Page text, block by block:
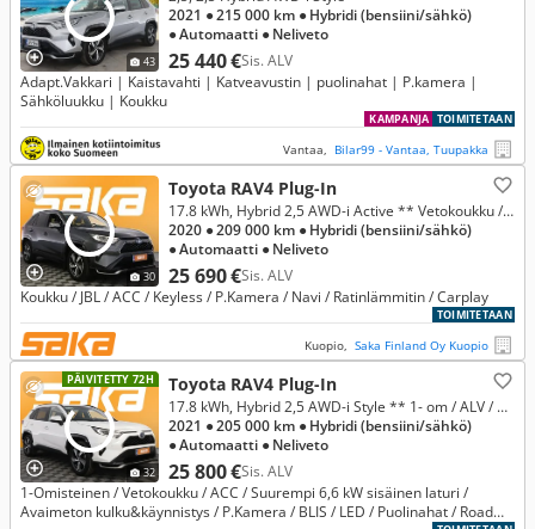
43 25 440 €Sis. ALV
2021 ● 215 000 km ● Hybridi (bensiini/sähkö)
● Automaatti ● Neliveto
Adapt.Vakkari | Kaistavahti | Katveavustin | puolinahat | P.kamera |
Sähköluukku | Koukku
TOIMITETAAN
KAMPANJA
Vantaa, Bilar99 - Vantaa, Tuupakka
30
Toyota RAV4 Plug-In
25 690 €Sis. ALV
17.8 kWh, Hybrid 2,5 AWD-i Active ** Vetokoukku / JBL / Keyless / P.Kamera / Navi / ACC / Ratinlämmitin **
2020 ● 209 000 km ● Hybridi (bensiini/sähkö)
● Automaatti ● Neliveto
Koukku / JBL / ACC / Keyless / P.Kamera / Navi / Ratinlämmitin / Carplay
TOIMITETAAN
Kuopio, Saka Finland Oy Kuopio
PÄIVITETTY 72H
32
Toyota RAV4 Plug-In
25 800 €Sis. ALV
17.8 kWh, Hybrid 2,5 AWD-i Style ** 1- om / ALV / Apple CarPlay / Vetokoukku / ACC / Keyless / P.Kamera / BLIS / LED / Puolinahat
2021 ● 205 000 km ● Hybridi (bensiini/sähkö)
● Automaatti ● Neliveto
1-Omisteinen / Vetokoukku / ACC / Suurempi 6,6 kW sisäinen laturi /
Avaimeton kulku&käynnistys / P.Kamera / BLIS / LED / Puolinahat / Road